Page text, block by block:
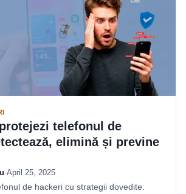
telefonul de
elimină și previne
·April 25, 2025
de hackeri cu strategii dovedite.